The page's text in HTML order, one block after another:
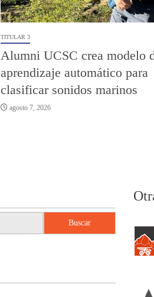
TITULAR 3
Alumni UCSC crea modelo
aprendizaje automático para
clasificar sonidos marinos
agosto 7, 2026
Buscar